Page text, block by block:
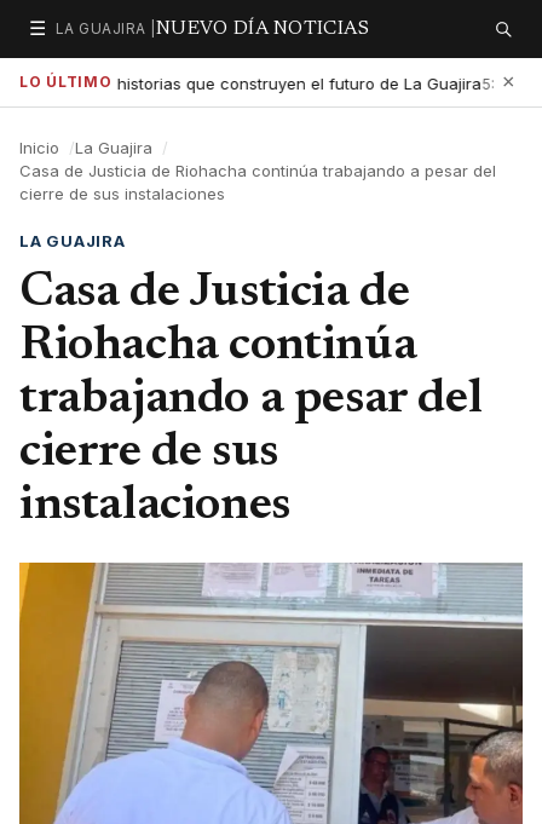
☰
Secciones
LA GUAJIRA | NUEVO DÍA NOTICIAS Buscar
LO ÚLTIMO
exaltar las historias que construyen el futuro de La Guajira5:01 PM
×
Inicio
La Guajira
Casa de Justicia de Riohacha continúa trabajando a pesar del
cierre de sus instalaciones
LA GUAJIRA
Casa de Justicia de
Riohacha continúa
trabajando a pesar del
cierre de sus
instalaciones